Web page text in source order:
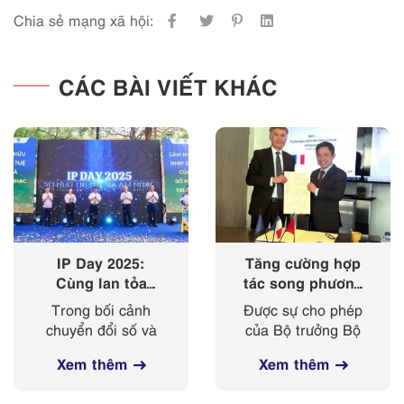
Chia sẻ mạng xã hội:
CÁC BÀI VIẾT KHÁC
IP Day 2025:
Cùng lan tỏa
‘nhịp điệu’ của
sở hữu trí tuệ
trong kỷ nguyên
số
Trong bối cảnh
chuyển đổi số và
nghiệp 4.0 diễn ra
Xem thêm
Tăng cường hợp
tác song phương
giữa Cục Sở hữu
trí tuệ với Viện
Sở hữu công
nghiệp Cộng
Được sự cho phép
của Bộ trưởng Bộ
Công nghệ, từ
Xem thêm